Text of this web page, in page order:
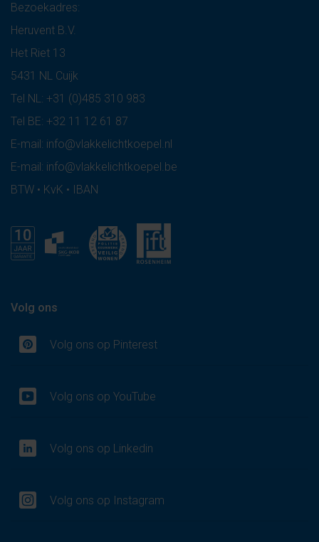
Bezoekadres:
Heruvent B.V.
Het Riet 13
5431 NL Cuijk
Tel NL: +31 (0)485 310 983
Tel BE: +32 11 12 61 87
E-mail: info@vlakkelichtkoepel.nl
E-mail: info@vlakkelichtkoepel.be
BTW • KvK • IBAN
Volg ons
Volg ons op Pinterest
Volg ons op YouTube
Volg ons op Linkedin
Volg ons op Instagram